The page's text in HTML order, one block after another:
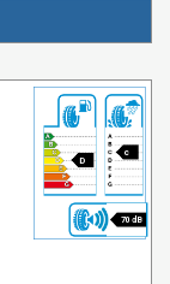
D
c
70 dB